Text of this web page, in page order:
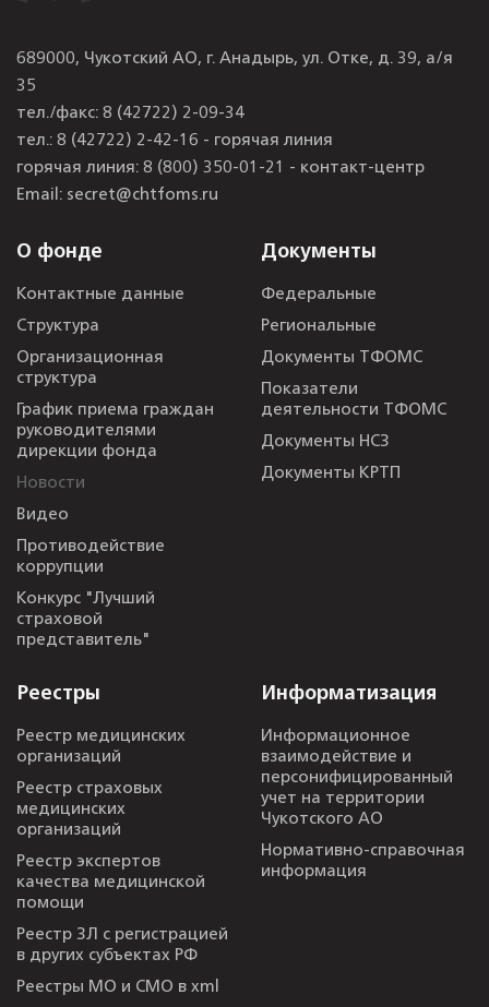
689000, Чукотский АО, г. Анадырь, ул. Отке, д. 39, а/я
35
тел./факс: 8 (42722) 2-09-34
тел.: 8 (42722) 2-42-16 - горячая линия
горячая линия: 8 (800) 350-01-21 - контакт-центр
Email: secret@chtfoms.ru
О фонде
Контактные данные
Структура
Организационная
структура
График приема граждан
руководителями
дирекции фонда
Новости
Видео
Противодействие
коррупции
Конкурс "Лучший
страховой
представитель"
Документы
Федеральные
Региональные
Документы ТФОМС
Показатели
деятельности ТФОМС
Документы НСЗ
Документы КРТП
Реестры
Реестр медицинских
организаций
Реестр страховых
медицинских
организаций
Реестр экспертов
качества медицинской
помощи
Реестр ЗЛ с регистрацией
в других субъектах РФ
Реестры МО и СМО в xml
Информатизация
Информационное
взаимодействие и
персонифицированный
учет на территории
Чукотского АО
Нормативно-справочная
информация